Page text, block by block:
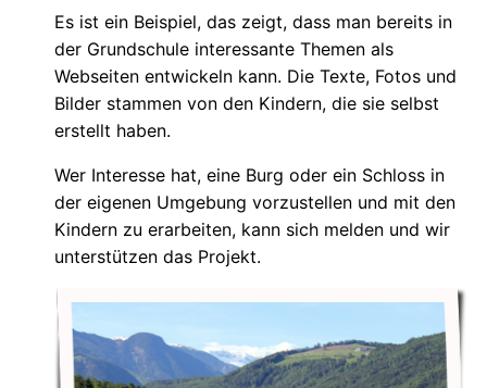
Es ist ein Beispiel, das zeigt, dass man bereits in
der Grundschule interessante Themen als
Webseiten entwickeln kann. Die Texte, Fotos und
Bilder stammen von den Kindern, die sie selbst
erstellt haben.
Wer Interesse hat, eine Burg oder ein Schloss in
der eigenen Umgebung vorzustellen und mit den
Kindern zu erarbeiten, kann sich melden und wir
unterstützen das Projekt.